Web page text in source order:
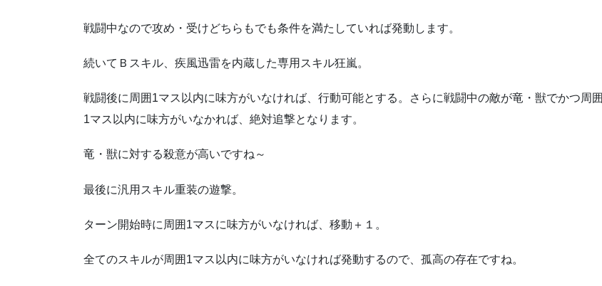
戦闘中なので攻め・受けどちらもでも条件を満たしていれば発動します。
続いてＢスキル、疾風迅雷を内蔵した専用スキル狂嵐。
戦闘後に周囲1マス以内に味方がいなければ、行動可能とする。さらに戦闘中の敵が竜・獣でかつ周囲
1マス以内に味方がいなかれば、絶対追撃となります。
竜・獣に対する殺意が高いですね～
最後に汎用スキル重装の遊撃。
ターン開始時に周囲1マスに味方がいなければ、移動＋１。
全てのスキルが周囲1マス以内に味方がいなければ発動するので、孤高の存在ですね。